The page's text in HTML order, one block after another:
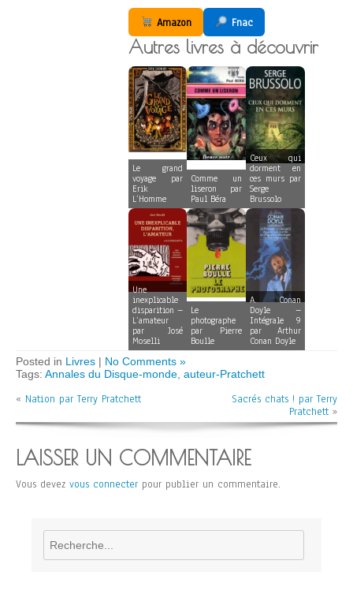
Amazon Fnac
Autres livres à découvrir
Le grand
voyage par
Erik
L’Homme
Comme un
liseron par
Paul Béra
Ceux qui
dorment en
ces murs par
Serge
Brussolo
Une
inexplicable
disparition –
L’amateur
par José
Moselli
Le
photographe
par Pierre
Boulle
A. Conan
Doyle –
Intégrale 9
par Arthur
Conan Doyle
Posted in Livres | No Comments »
Tags: Annales du Disque-monde, auteur-Pratchett
« Nation par Terry Pratchett
Sacrés chats ! par Terry
Pratchett »
LAISSER UN COMMENTAIRE
Vous devez vous connecter pour publier un commentaire.
Rechercher